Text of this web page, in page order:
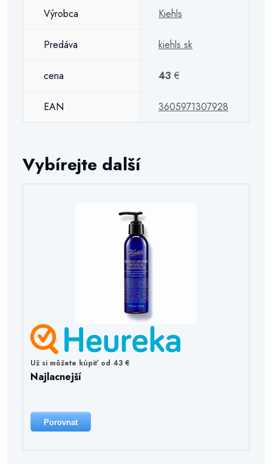
Výrobca Kiehls
Predáva kiehls.sk
cena 43 €
EAN 3605971307928
Vybírejte další
Už si môžete kúpiť od 43 €
Najlacnejší
Porovnat